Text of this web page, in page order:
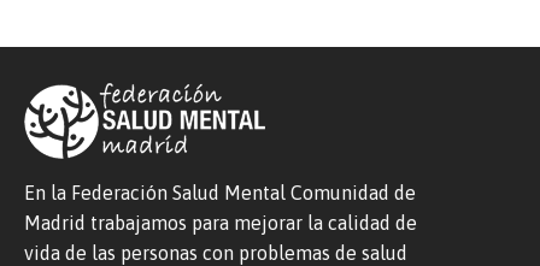
En la Federación Salud Mental Comunidad de
Madrid trabajamos para mejorar la calidad de
vida de las personas con problemas de salud